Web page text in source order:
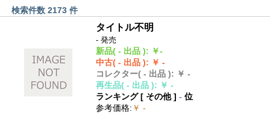
検索件数 2173 件
タイトル不明
- 発売
新品( - 出品 ): ￥-
中古( - 出品 ): ￥ -
コレクター( - 出品 ): ￥ -
再生品( - 出品 ): ￥ -
ランキング [ その他]- 位
参考価格: ￥ -